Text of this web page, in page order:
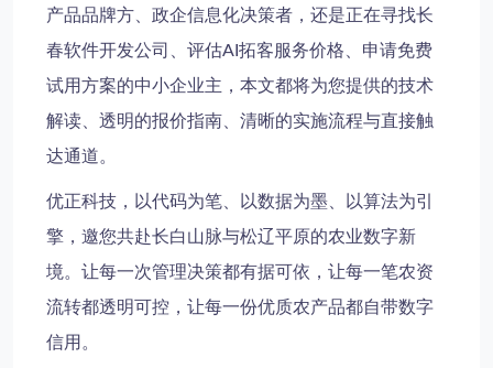
产品品牌方、政企信息化决策者，还是正在寻找长
春软件开发公司、评估AI拓客服务价格、申请免费
试用方案的中小企业主，本文都将为您提供的技术
解读、透明的报价指南、清晰的实施流程与直接触
达通道。
优正科技，以代码为笔、以数据为墨、以算法为引
擎，邀您共赴长白山脉与松辽平原的农业数字新
境。让每一次管理决策都有据可依，让每一笔农资
流转都透明可控，让每一份优质农产品都自带数字
信用。